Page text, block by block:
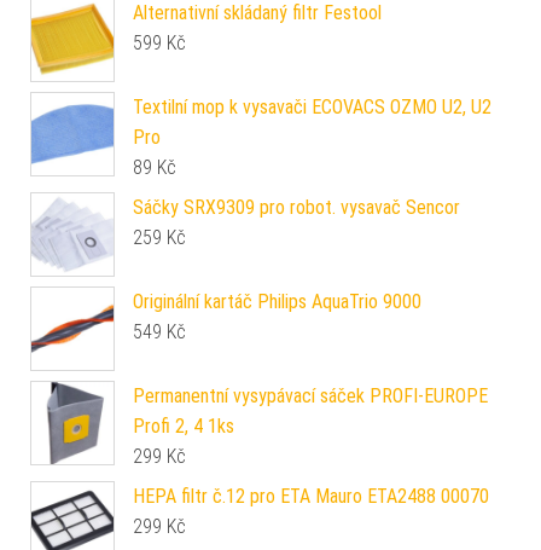
Alternativní skládaný filtr Festool
599 Kč
Textilní mop k vysavači ECOVACS OZMO U2, U2
Pro
89 Kč
Sáčky SRX9309 pro robot. vysavač Sencor
259 Kč
Originální kartáč Philips AquaTrio 9000
549 Kč
Permanentní vysypávací sáček PROFI-EUROPE
Profi 2, 4 1ks
299 Kč
HEPA filtr č.12 pro ETA Mauro ETA2488 00070
299 Kč